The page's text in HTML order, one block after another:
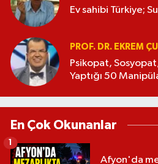
Ev sahibi Türkiye;
PROF. DR. EKREM
Psikopat,
Yaptığı 50
En Çok Okunanlar
Afyon'da
1